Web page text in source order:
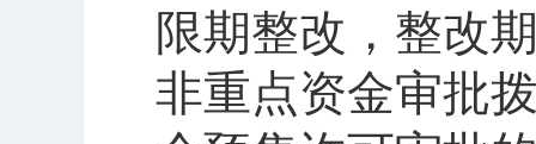
限期整改，整改
非重点资金审批